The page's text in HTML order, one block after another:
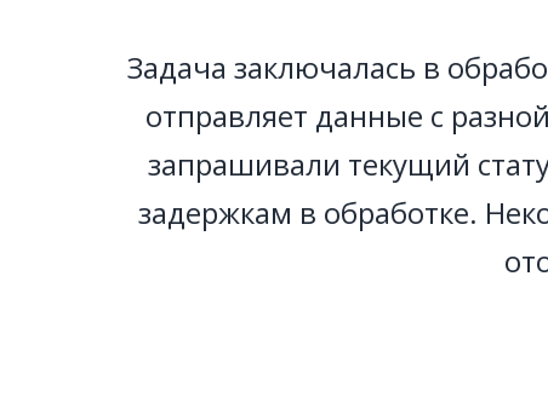
Задача заключалась в
отправляет данные с
запрашивали текущий
задержкам в обработке.